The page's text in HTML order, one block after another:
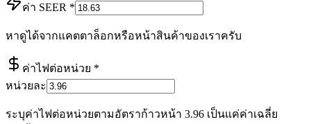
ค่า SEER *
หาดูได้จากแคตตาล็อกหรือหน้าสินค้าของเราครับ
ค่าไฟต่อหน่วย *
หน่วยละ
ระบุค่าไฟต่อหน่วยตามอัตราก้าวหน้า 3.96 เป็นแค่ค่าเฉลี่ย